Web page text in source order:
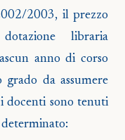
2003, il prezzo
libraria
anno di corso
da assumere
docenti sono tenuti
determinato: